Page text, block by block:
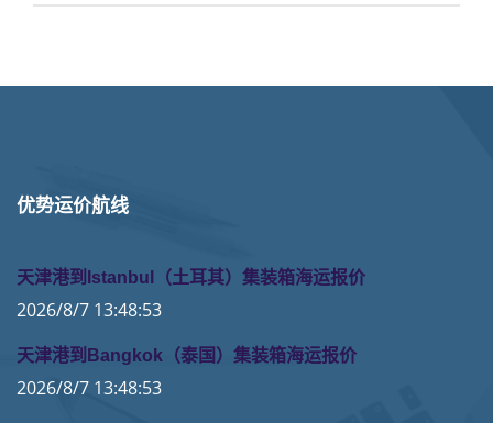
优势运价航线
天津港到Istanbul（土耳其）集装箱海运报价
2026/8/7 13:48:53
天津港到Bangkok（泰国）集装箱海运报价
2026/8/7 13:48:53